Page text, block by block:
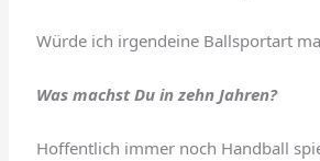
Würde ich irgendeine Ballsportart
Was machst Du in zehn Jahren?
Hoffentlich immer noch Handball